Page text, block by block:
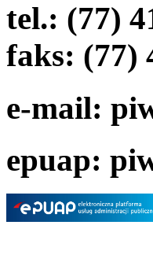
tel.: (77)
faks: (77)
e-mail:
epuap: